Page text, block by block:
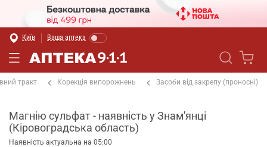
Київ Ваша аптека
тракт Корекція випорожнень Засоби від закрепу (проносні)
Магнію сульфат - наявність у Знам'янці
(Кіровоградська область)
Наявність актуальна на 05:00